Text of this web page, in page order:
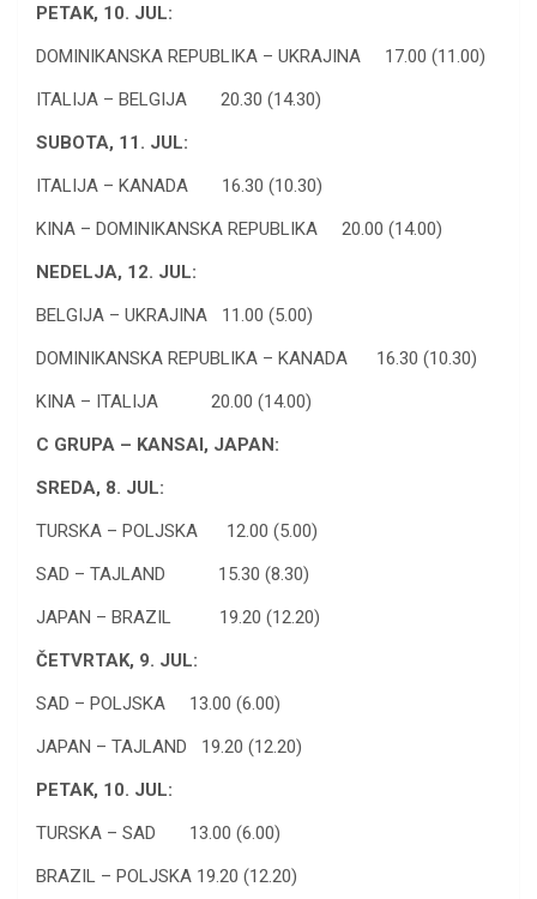
PETAK, 10. JUL:
DOMINIKANSKA REPUBLIKA – UKRAJINA 17.00 (11.00)
ITALIJA – BELGIJA 20.30 (14.30)
SUBOTA, 11. JUL:
ITALIJA – KANADA 16.30 (10.30)
KINA – DOMINIKANSKA REPUBLIKA 20.00 (14.00)
NEDELJA, 12. JUL:
BELGIJA – UKRAJINA 11.00 (5.00)
DOMINIKANSKA REPUBLIKA – KANADA 16.30 (10.30)
KINA – ITALIJA 20.00 (14.00)
C GRUPA – KANSAI, JAPAN:
SREDA, 8. JUL:
TURSKA – POLJSKA 12.00 (5.00)
SAD – TAJLAND 15.30 (8.30)
JAPAN – BRAZIL 19.20 (12.20)
ČETVRTAK, 9. JUL:
SAD – POLJSKA 13.00 (6.00)
JAPAN – TAJLAND 19.20 (12.20)
PETAK, 10. JUL:
TURSKA – SAD 13.00 (6.00)
BRAZIL – POLJSKA 19.20 (12.20)